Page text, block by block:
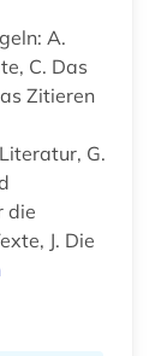
Die